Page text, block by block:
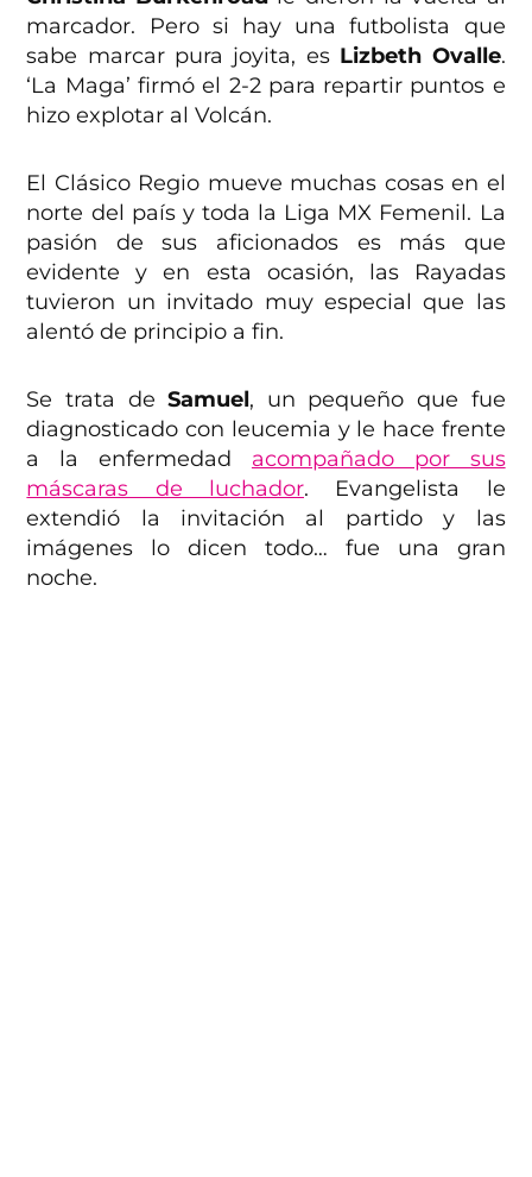
marcador. Pero si hay una futbolista que
sabe marcar pura joyita, esLizbeth Ovalle.
‘La Maga’ firmó el 2-2 para repartir puntos e
hizo explotar al Volcán.
El Clásico Regio mueve muchas cosas en el
norte del país y toda la Liga MX Femenil. La
pasión de sus aficionados es más que
evidente y en esta ocasión, las Rayadas
tuvieron un invitado muy especial que las
alentó de principio a fin.
Se trata deSamuel, un pequeño que fue
diagnosticado con leucemia y le hace frente
a la enfermedad acompañado por sus
máscaras de luchador. Evangelista le
extendió la invitación al partido y las
imágenes lo dicen todo… fue una gran
noche.